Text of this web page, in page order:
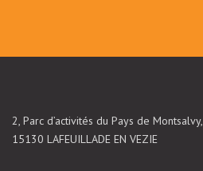
2, Parc d’activités du Pays de Montsalvy,
15130 LAFEUILLADE EN VEZIE